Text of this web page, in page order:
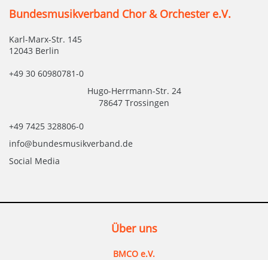
Bundesmusikverband Chor & Orchester e.V.
Karl-Marx-Str. 145
12043 Berlin
+49 30 60980781-0
Hugo-Herrmann-Str. 24
78647 Trossingen
+49 7425 328806-0
info@bundesmusikverband.de
Social Media
Über uns
BMCO e.V.